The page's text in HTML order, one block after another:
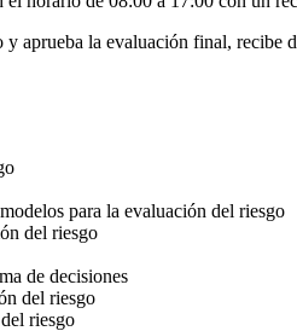
y aprueba la evaluación final,
para la evaluación del riesgo
del riesgo
de decisiones
del riesgo
riesgo